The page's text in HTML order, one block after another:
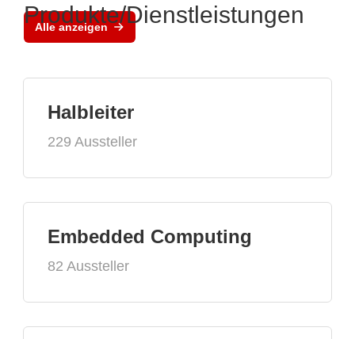
Alle anzeigen
Produkte/Dienstleistungen
Halbleiter
229 Aussteller
Embedded Computing
82 Aussteller